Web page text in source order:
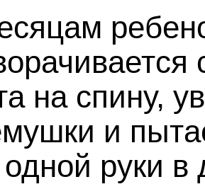
на спину,
и
руки в